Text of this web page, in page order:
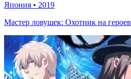
Япония • 2019
Мастер ловушек: Охотник на героев